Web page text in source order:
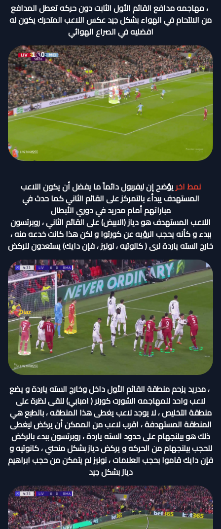
، مهاجمه مدافع القائم الأول الثابت دون حركه تعطل المدافع
من الالتحام في الهواء بشكل جيد عكس اللاعب المتحرك يكون له
افضليه في الصراع الهوائي
نمط اخريؤضح إن ليفربول دائماً ما يفضل أن يكون اللاعب
المستهدف يبدأء بالتمركز على القائم الثاني كما حدث في
مباراتهم أمام مدريد في دوري الأبطال
اللاعب المستهدف هو دياز (الابيض) على القائم الثاني ، روبرتسون
ببدء و كأنه يحجب الرؤيه عن كورتوا و لكن هذا كانت خدعه منه ،
خارج السته ياردة نرى ( كانوتيه ، نونيز ، فإن دايك) يستعدون للركض
، مدريد يزحم منطقة القائم الأول داخل وخارج السته ياردة و يضع
لاعب واحد للمهاجمه الشورت كورنر ( امبابي) نلقى نظرة على
منطقة التخليص ، لا يوجد لاعب يغطى هذا المنطقه ، بالطبع هي
المنطقة المستهدفة ، اقرب لاعب من الممكن أن يركض ليغطى
ذلك هو بيلنجهام على حدود السته ياردة ، روبرتسون ببدء بالركض
للحجب بيلنجهام من الحركه و يركض دياز بشكل منحني ، كانوتيه و
فإن دايك قاموا بحجب العلامات ، نونيز لم يتمكن من حجب ابراهيم
دياز بشكل جيد